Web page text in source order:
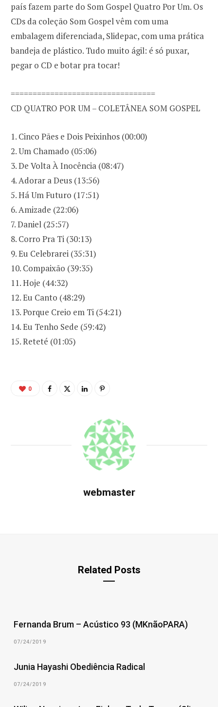
país fazem parte do Som Gospel Quatro Por Um. Os
CDs da coleção Som Gospel vêm com uma
embalagem diferenciada, Slidepac, com uma prática
bandeja de plástico. Tudo muito ágil: é só puxar,
pegar o CD e botar pra tocar!
=================================
CD QUATRO POR UM – COLETÂNEA SOM GOSPEL
1. Cinco Pães e Dois Peixinhos (00:00)
2. Um Chamado (05:06)
3. De Volta À Inocência (08:47)
4. Adorar a Deus (13:56)
5. Há Um Futuro (17:51)
6. Amizade (22:06)
7. Daniel (25:57)
8. Corro Pra Ti (30:13)
9. Eu Celebrarei (35:31)
10. Compaixão (39:35)
11. Hoje (44:32)
12. Eu Canto (48:29)
13. Porque Creio em Ti (54:21)
14. Eu Tenho Sede (59:42)
15. Reteté (01:05)
0
webmaster
Related Posts
Fernanda Brum – Acústico 93 (MKnãoPARA)
07/24/2019
Junia Hayashi Obediência Radical
07/24/2019